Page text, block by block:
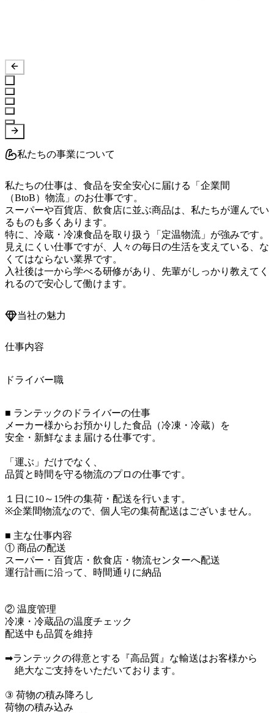
私たちの事業について
私たちの仕事は、食品を安全安心に届ける「企業間
（BtoB）物流」のお仕事です。
スーパーや百貨店、飲食店に並ぶ商品は、私たちが運んでい
るものも多くあります。
特に、冷蔵・冷凍食品を取り扱う「定温物流」が強みです。
見えにくい仕事ですが、人々の毎日の生活を支えている、な
くてはならない業界です。
入社後は一から学べる研修があり、先輩がしっかり教えてく
れるので安心して働けます。
当社の魅力
仕事内容
ドライバー職
■ ランテックのドライバーの仕事
メーカー様からお預かりした食品（冷凍・冷蔵）を
安全・新鮮なまま届ける仕事です。
「運ぶ」だけでなく、
品質と時間を守る物流のプロの仕事です。
１日に10～15件の集荷・配送を行います。
※企業間物流なので、個人宅の集荷配送はございません。
■ 主な仕事内容
① 商品の配送
スーパー・百貨店・飲食店・物流センターへ配送
運行計画に沿って、時間通りに納品
② 温度管理
冷凍・冷蔵品の温度チェック
配送中も品質を維持
➡ランテックの得意とする『高品質』な輸送はお客様から
絶大なご支持をいただいております。
③ 荷物の積み降ろし
荷物の積み込み